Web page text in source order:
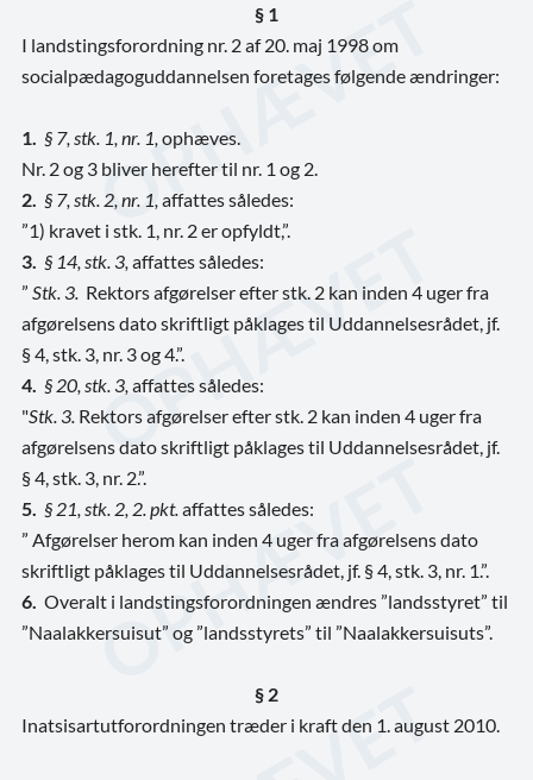
§ 1
I landstingsforordning nr. 2 af 20. maj 1998 om
socialpædagoguddannelsen foretages følgende ændringer:
1. § 7, stk. 1, nr. 1, ophæves.
Nr. 2 og 3 bliver herefter til nr. 1 og 2.
2. § 7, stk. 2, nr. 1, affattes således:
”1) kravet i stk. 1, nr. 2 er opfyldt,”.
3. § 14, stk. 3, affattes således:
” Stk. 3. Rektors afgørelser efter stk. 2 kan inden 4 uger fra
afgørelsens dato skriftligt påklages til Uddannelsesrådet, jf.
§ 4, stk. 3, nr. 3 og 4.”.
4. § 20, stk. 3, affattes således:
"Stk. 3. Rektors afgørelser efter stk. 2 kan inden 4 uger fra
afgørelsens dato skriftligt påklages til Uddannelsesrådet, jf.
§ 4, stk. 3, nr. 2.”.
5. § 21, stk. 2, 2. pkt. affattes således:
” Afgørelser herom kan inden 4 uger fra afgørelsens dato
skriftligt påklages til Uddannelsesrådet, jf. § 4, stk. 3, nr. 1.”.
6. Overalt i landstingsforordningen ændres ”landsstyret” til
”Naalakkersuisut” og ”landsstyrets” til ”Naalakkersuisuts”.
§ 2
Inatsisartutforordningen træder i kraft den 1. august 2010.